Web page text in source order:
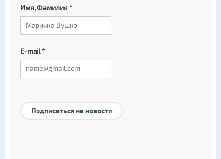
Имя, Фамилия *
E-mail*
Подписаться на новости